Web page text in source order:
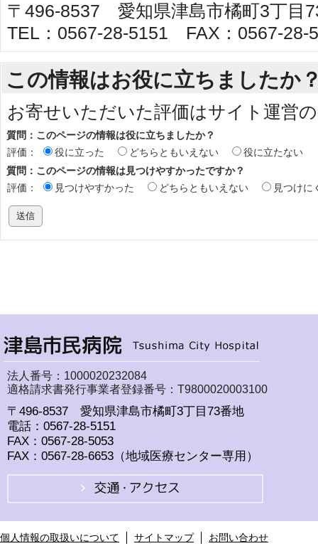
〒496-8537 愛知県津島市橘町3丁目
TEL：0567-28-5151 FAX：0567-28-
この情報はお役に立ちましたか
お寄せいただいた評価はサイト運営
質問：このページの情報は役に立ちましたか？
評価：
役に立った どちらともいえない
役に立たない
質問：このページの情報は見つけやすかったですか？
評価：
見つけやすかった どちらともいえない 見つけに
法人番号：1000020232084
適格請求書発行事業者登録番号：T9800020003100
〒496-8537 愛知県津島市橘町3丁目73番地
電話：0567-28-5151
FAX：0567-28-5053
FAX：0567-28-6653（地域医療センター専用）
個人情報の取扱いについて サイトマップ お問い合わせ